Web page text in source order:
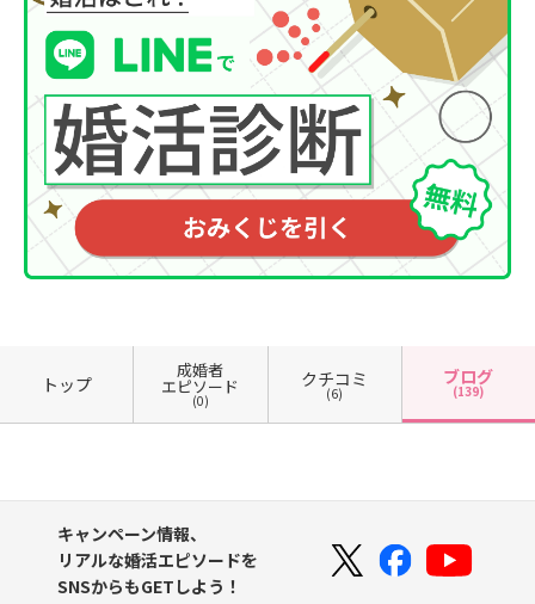
トップ
成婚者
エピソード
(0)
クチコミ
(6)
ブログ
(139)
キャンペーン情報、
リアルな婚活エピソードを
SNSからもGETしよう！